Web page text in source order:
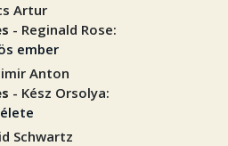
Artur
- Reginald Rose:
ember
Anton
- Kész Orsolya:
Schwartz